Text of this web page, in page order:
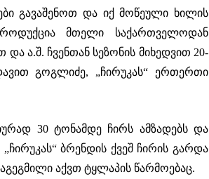
გავაშენოთ და იქ მოწეული ხილის
მთელი საქართველოდან
ა.შ. ჩვენთან სეზონის მიხედვით 20-
გოგლიძე, „ჩირუკას“ ერთერთი
30 ტონამდე ჩირს ამზადებს და
ბრენდის ქვეშ ჩირის გარდა
აქვთ ტყლაპის წარმოებაც.